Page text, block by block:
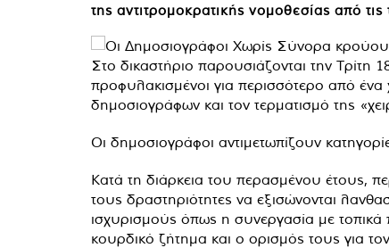
της αντιτρομοκρατικής νομοθεσίας από
Στο δικαστήριο παρουσιάζονται την
προφυλακισμένοι για περισσότερο από
δημοσιογράφων και τον τερματισμό της
Οι δημοσιογράφοι αντιμετωπίζουν
Κατά τη διάρκεια του περασμένου έτους,
τους δραστηριότητες να εξισώνονται
ισχυρισμούς όπως η συνεργασία με τοπικά
κουρδικό ζήτημα και ο ορισμός τους για